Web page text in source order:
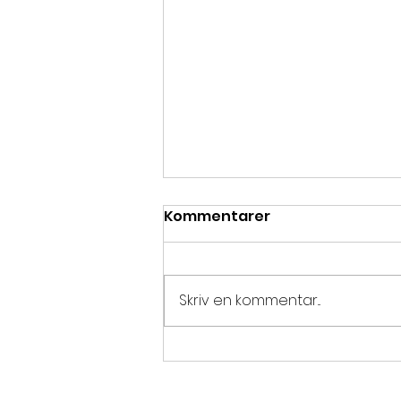
Cirkly en av vinnarna av
Kommentarer
Skriv en kommentar...